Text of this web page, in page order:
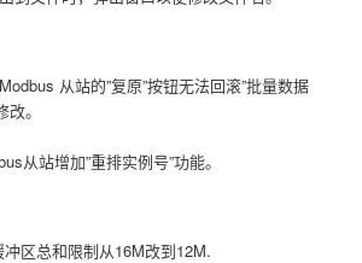
从站的”复原”按钮无法回滚”批量数据
。
从站增加”重排实例号”功能。
区总和限制从16M改到12M.